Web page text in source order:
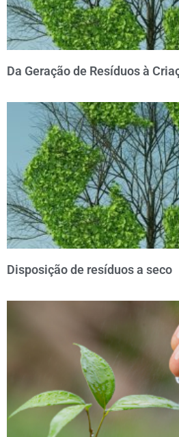
Da Geração de Resíduos à
Disposição de resíduos a seco